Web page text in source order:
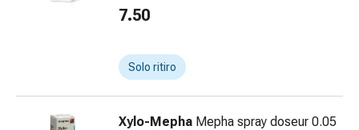
Bende
Medicazioni
7.50
Solo ritiro
Xylo-Mepha Mepha spray doseur 0.05